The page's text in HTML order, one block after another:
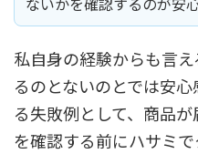
私自身の経験からも言
るのとないのとでは安
る失敗例として、商品
を確認する前にハサミ